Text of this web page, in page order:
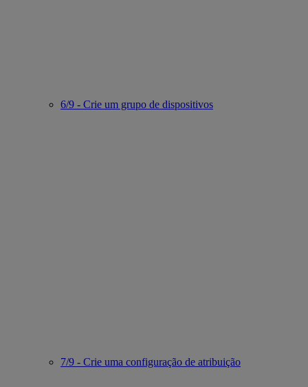
6/9 - Crie um grupo de dispositivos
7/9 - Crie uma configuração de atribuição